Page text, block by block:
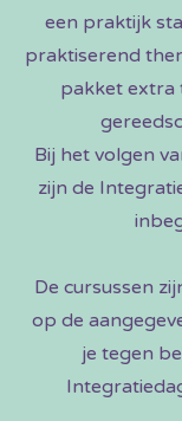
een praktijk
praktiserend
pakket extra
Bij het volgen
zijn de
De cursussen
op de
je tegen